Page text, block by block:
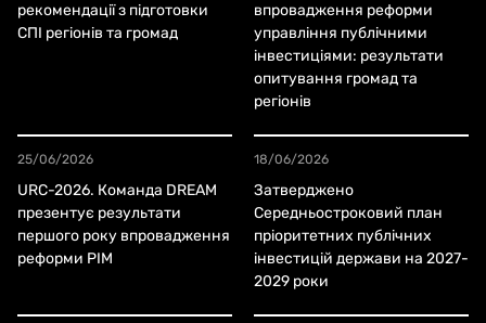
рекомендації з підготовки
СПІ регіонів та громад
впровадження реформи
управління публічними
інвестиціями: результати
опитування громад та
регіонів
25/06/2026
URC-2026. Команда DREAM
презентує результати
першого року впровадження
реформи PIM
18/06/2026
Затверджено
Середньостроковий план
пріоритетних публічних
інвестицій держави на 2027-
2029 роки